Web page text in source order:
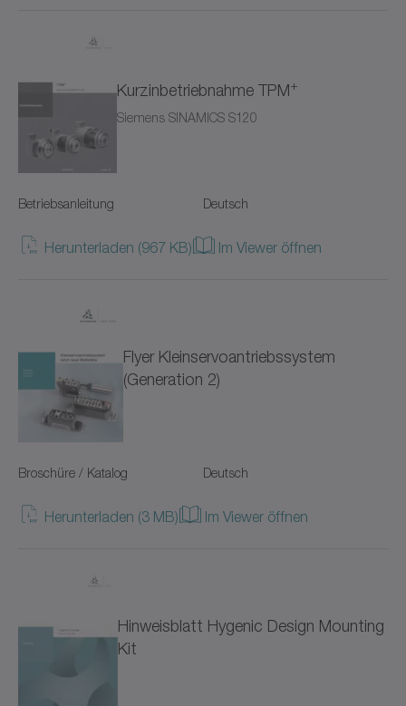
SK+
SP+
SPC+
SSEAC
Smart Actuator
Sondergetriebe
Systeme mit Geradverzahnung
TK+
TPK+
TPM+ DYNAMIC
Kurzinbetriebnahme TPM+
Siemens SINAMICS S120
Betriebsanleitung Deutsch
Herunterladen (967 KB) Im Viewer öffnen
Flyer Kleinservoantriebssystem
(Generation 2)
Broschüre / Katalog Deutsch
Herunterladen (3 MB) Im Viewer öffnen
Hinweisblatt Hygenic Design Mounting
Kit